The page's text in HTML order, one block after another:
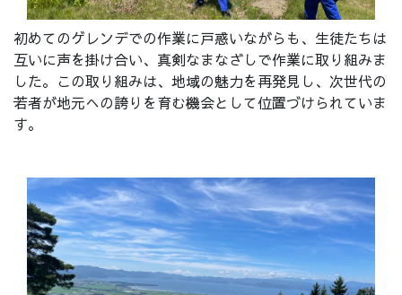
初めてのゲレンデでの作業に戸惑いながらも、生徒たちは
互いに声を掛け合い、真剣なまなざしで作業に取り組みま
した。この取り組みは、地域の魅力を再発見し、次世代の
若者が地元への誇りを育む機会として位置づけられていま
す。